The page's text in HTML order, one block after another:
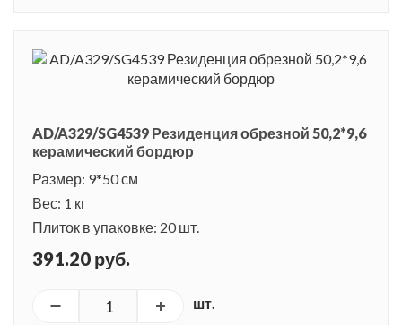
AD/A329/SG4539 Резиденция обрезной 50,2*9,6
керамический бордюр
Размер: 9*50 см
Вес: 1 кг
Плиток в упаковке: 20 шт.
391.20 руб.
шт.